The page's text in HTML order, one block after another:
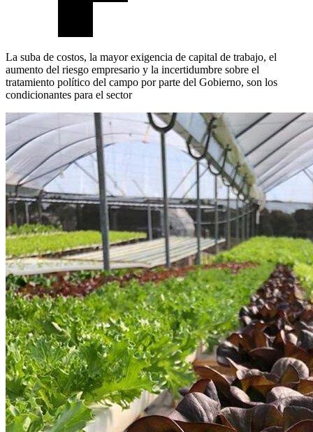
La suba de costos, la mayor exigencia de capital de trabajo, el
aumento del riesgo empresario y la incertidumbre sobre el
tratamiento político del campo por parte del Gobierno, son los
condicionantes para el sector